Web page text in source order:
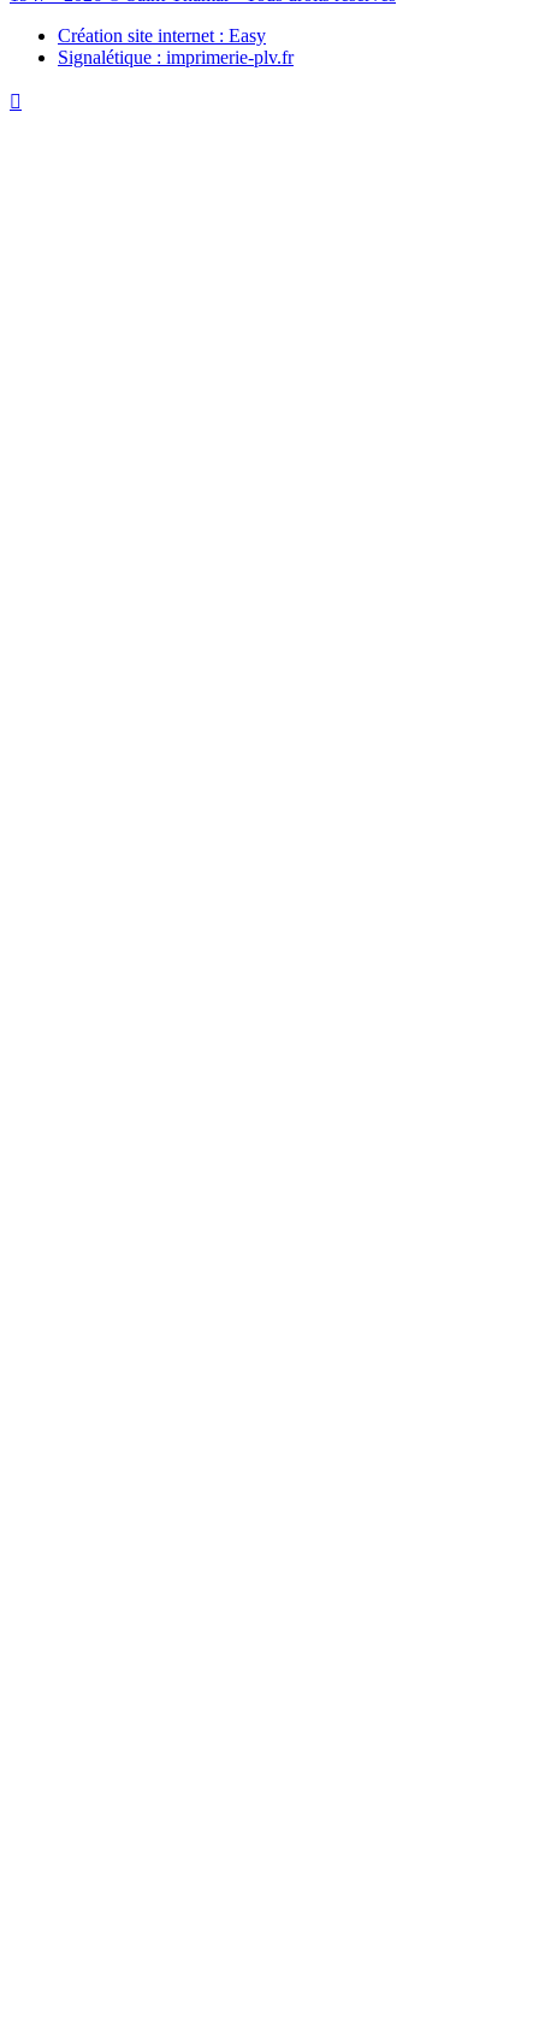
Création site internet : Easy
Signalétique : imprimerie-plv.fr
